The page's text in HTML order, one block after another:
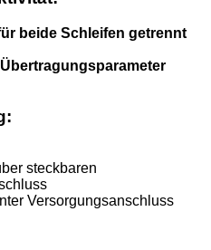
beide Schleifen getrennt
steckbaren
Versorgungsanschluss